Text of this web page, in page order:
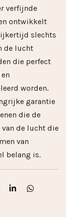
verfijnde
ontwikkelt
slechts
de lucht
die perfect
worden.
garantie
die de
de lucht die
van
belang is.
S
D